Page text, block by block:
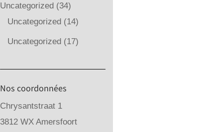
Uncategorized (34)
Uncategorized (14)
Uncategorized (17)
Nos coordonnées
Chrysantstraat 1
3812 WX Amersfoort